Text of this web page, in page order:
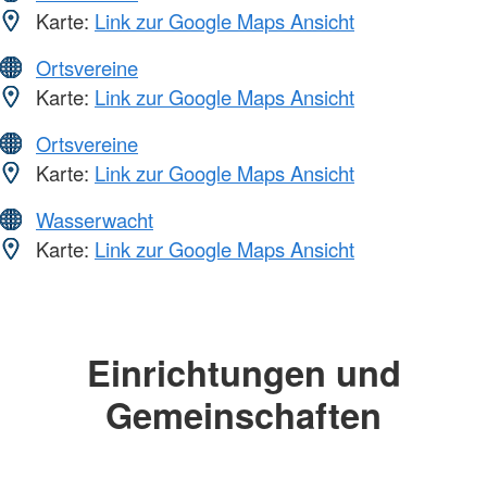
Karte: Link zur Google Maps Ansicht
Ortsvereine
Karte: Link zur Google Maps Ansicht
Ortsvereine
Karte: Link zur Google Maps Ansicht
Wasserwacht
Karte: Link zur Google Maps Ansicht
Einrichtungen und
Gemeinschaften